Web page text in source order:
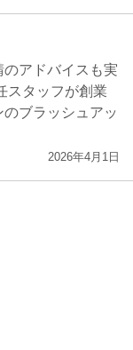
のアドバイスも実
スタッフが創業
ブラッシュアッ
2026年4月1日